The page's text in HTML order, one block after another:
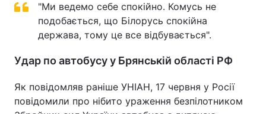
"Ми ведемо себе спокійно. Комусь не
подобається, що Білорусь спокійна
держава, тому це все відбувається".
Удар по автобусу у Брянській області РФ
Як повідомляв раніше УНІАН, 17 червня у Росії
повідомили про нібито ураження безпілотником